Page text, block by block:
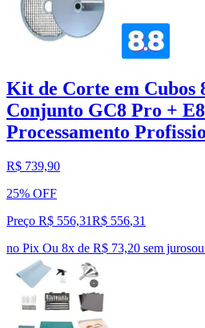
Kit de Corte em Cubos
Conjunto GC8 Pro +
Processamento
R$ 739,90
25% OFF
Preço R$ 556,31R$ 556,31
no Pix Ou 8x de R$ 73,20 sem jurosou